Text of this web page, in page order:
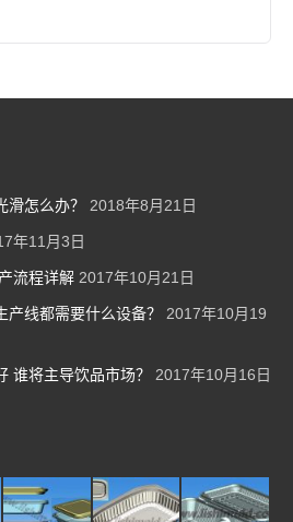
怎么办？ 2018年8月21日
年11月3日
流程详解 2017年10月21日
线都需要什么设备？
2017年10月19
谁将主导饮品市场？ 2017年10月16日